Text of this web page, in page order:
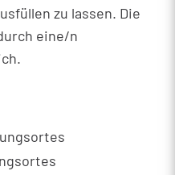
zu lassen. Die
eine/n